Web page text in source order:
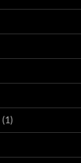
(1)